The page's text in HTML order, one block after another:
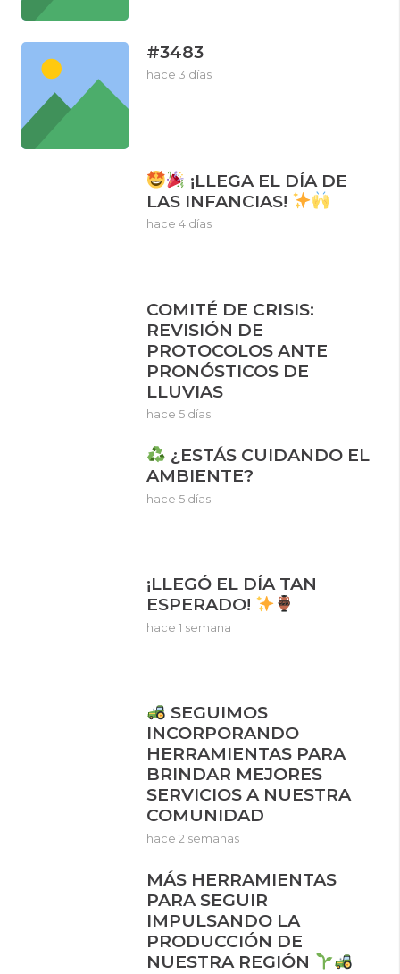
#3483
hace 3 días
¡LLEGA EL DÍA DE
LAS INFANCIAS!
hace 4 días
COMITÉ DE CRISIS:
REVISIÓN DE
PROTOCOLOS ANTE
PRONÓSTICOS DE
LLUVIAS
hace 5 días
¿ESTÁS CUIDANDO EL
AMBIENTE?
hace 5 días
¡LLEGÓ EL DÍA TAN
ESPERADO!
hace 1 semana
SEGUIMOS
INCORPORANDO
HERRAMIENTAS PARA
BRINDAR MEJORES
SERVICIOS A NUESTRA
COMUNIDAD
hace 2 semanas
MÁS HERRAMIENTAS
PARA SEGUIR
IMPULSANDO LA
PRODUCCIÓN DE
NUESTRA REGIÓN